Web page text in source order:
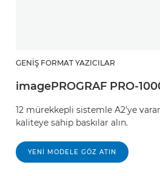
GENIŞ FORMAT YAZICILAR
imagePROGRAF PRO-
12 mürekkepli sistemle A2'ye
kaliteye sahip baskılar alın.
YENI MODELE GÖZ ATIN